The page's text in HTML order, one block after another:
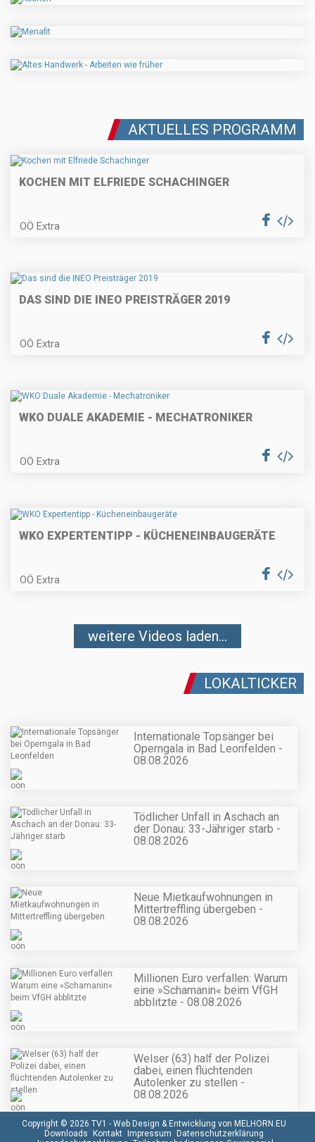
AKTUELLES PROGRAMM
KOCHEN MIT ELFRIEDE SCHACHINGER
OÖ Extra
DAS SIND DIE INEO PREISTRÄGER 2019
OÖ Extra
WKO DUALE AKADEMIE - MECHATRONIKER
OÖ Extra
WKO EXPERTENTIPP - KÜCHENEINBAUGERÄTE
OÖ Extra
weitere Videos laden...
LOKALTICKER
Internationale Topsänger bei
Operngala in Bad Leonfelden -
08.08.2026
Tödlicher Unfall in Aschach an
der Donau: 33-Jähriger starb -
08.08.2026
Neue Mietkaufwohnungen in
Mittertreffling übergeben -
08.08.2026
Millionen Euro verfallen: Warum
eine »Schamanin« beim VfGH
abblitzte - 08.08.2026
Welser (63) half der Polizei
dabei, einen flüchtenden
Autolenker zu stellen -
08.08.2026
Copyright © 2026 TV1 - Web Design & Entwicklung von MELHORN.EU
Downloads
Kontakt Impressum
Datenschutzerklärung